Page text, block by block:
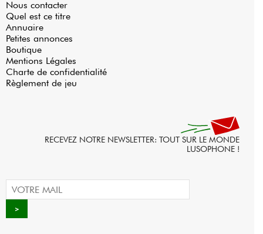
Nous contacter
Quel est ce titre
Annuaire
Petites annonces
Boutique
Mentions Légales
Charte de confidentialité
Règlement de jeu
RECEVEZ NOTRE NEWSLETTER: TOUT SUR LE MONDE
LUSOPHONE !